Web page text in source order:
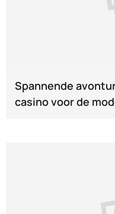
Spannende
casino voor de